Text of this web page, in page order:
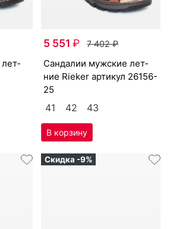
5 551₽ 7 402₽
сан­да­лии мужс­кие лет­
ние Ri­eker артикул 26156-
25
41 42 43
Скидка -9%